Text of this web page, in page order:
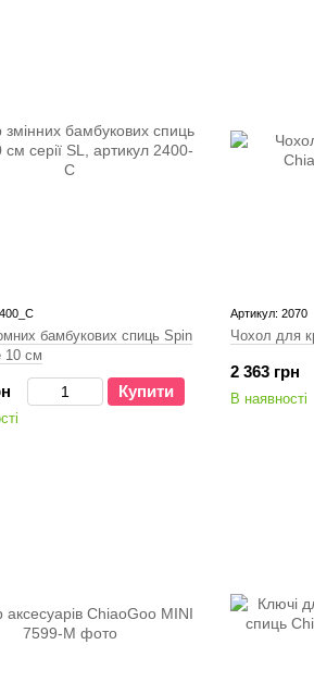
бамбукових спиць Spin
10 см
Купити
Артикул: 2070
Чохол для
2 363 грн
В наявності